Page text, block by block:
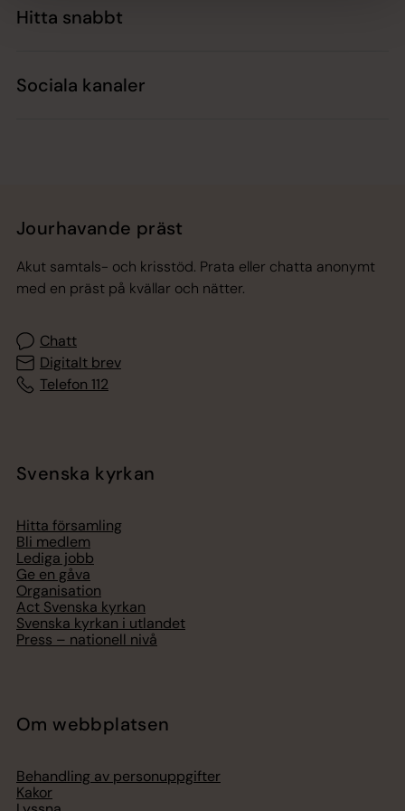
Hitta snabbt
Sociala kanaler
Jourhavande präst
Akut samtals- och krisstöd. Prata eller chatta anonymt
med en präst på kvällar och nätter.
Chatt
Digitalt brev
Telefon 112
Svenska kyrkan
Hitta församling
Bli medlem
Lediga jobb
Ge en gåva
Organisation
Act Svenska kyrkan
Svenska kyrkan i utlandet
Press – nationell nivå
Om webbplatsen
Behandling av personuppgifter
Kakor